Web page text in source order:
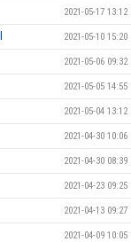
2021-05-17 13:12
2021-05-10 15:20
2021-05-06 09:32
2021-05-05 14:55
2021-05-04 13:12
2021-04-30 10:06
2021-04-30 08:39
2021-04-23 09:25
2021-04-13 09:27
2021-04-09 10:05